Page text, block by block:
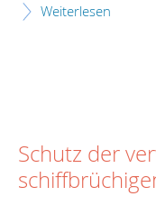
Weiterlesen
Schutz der